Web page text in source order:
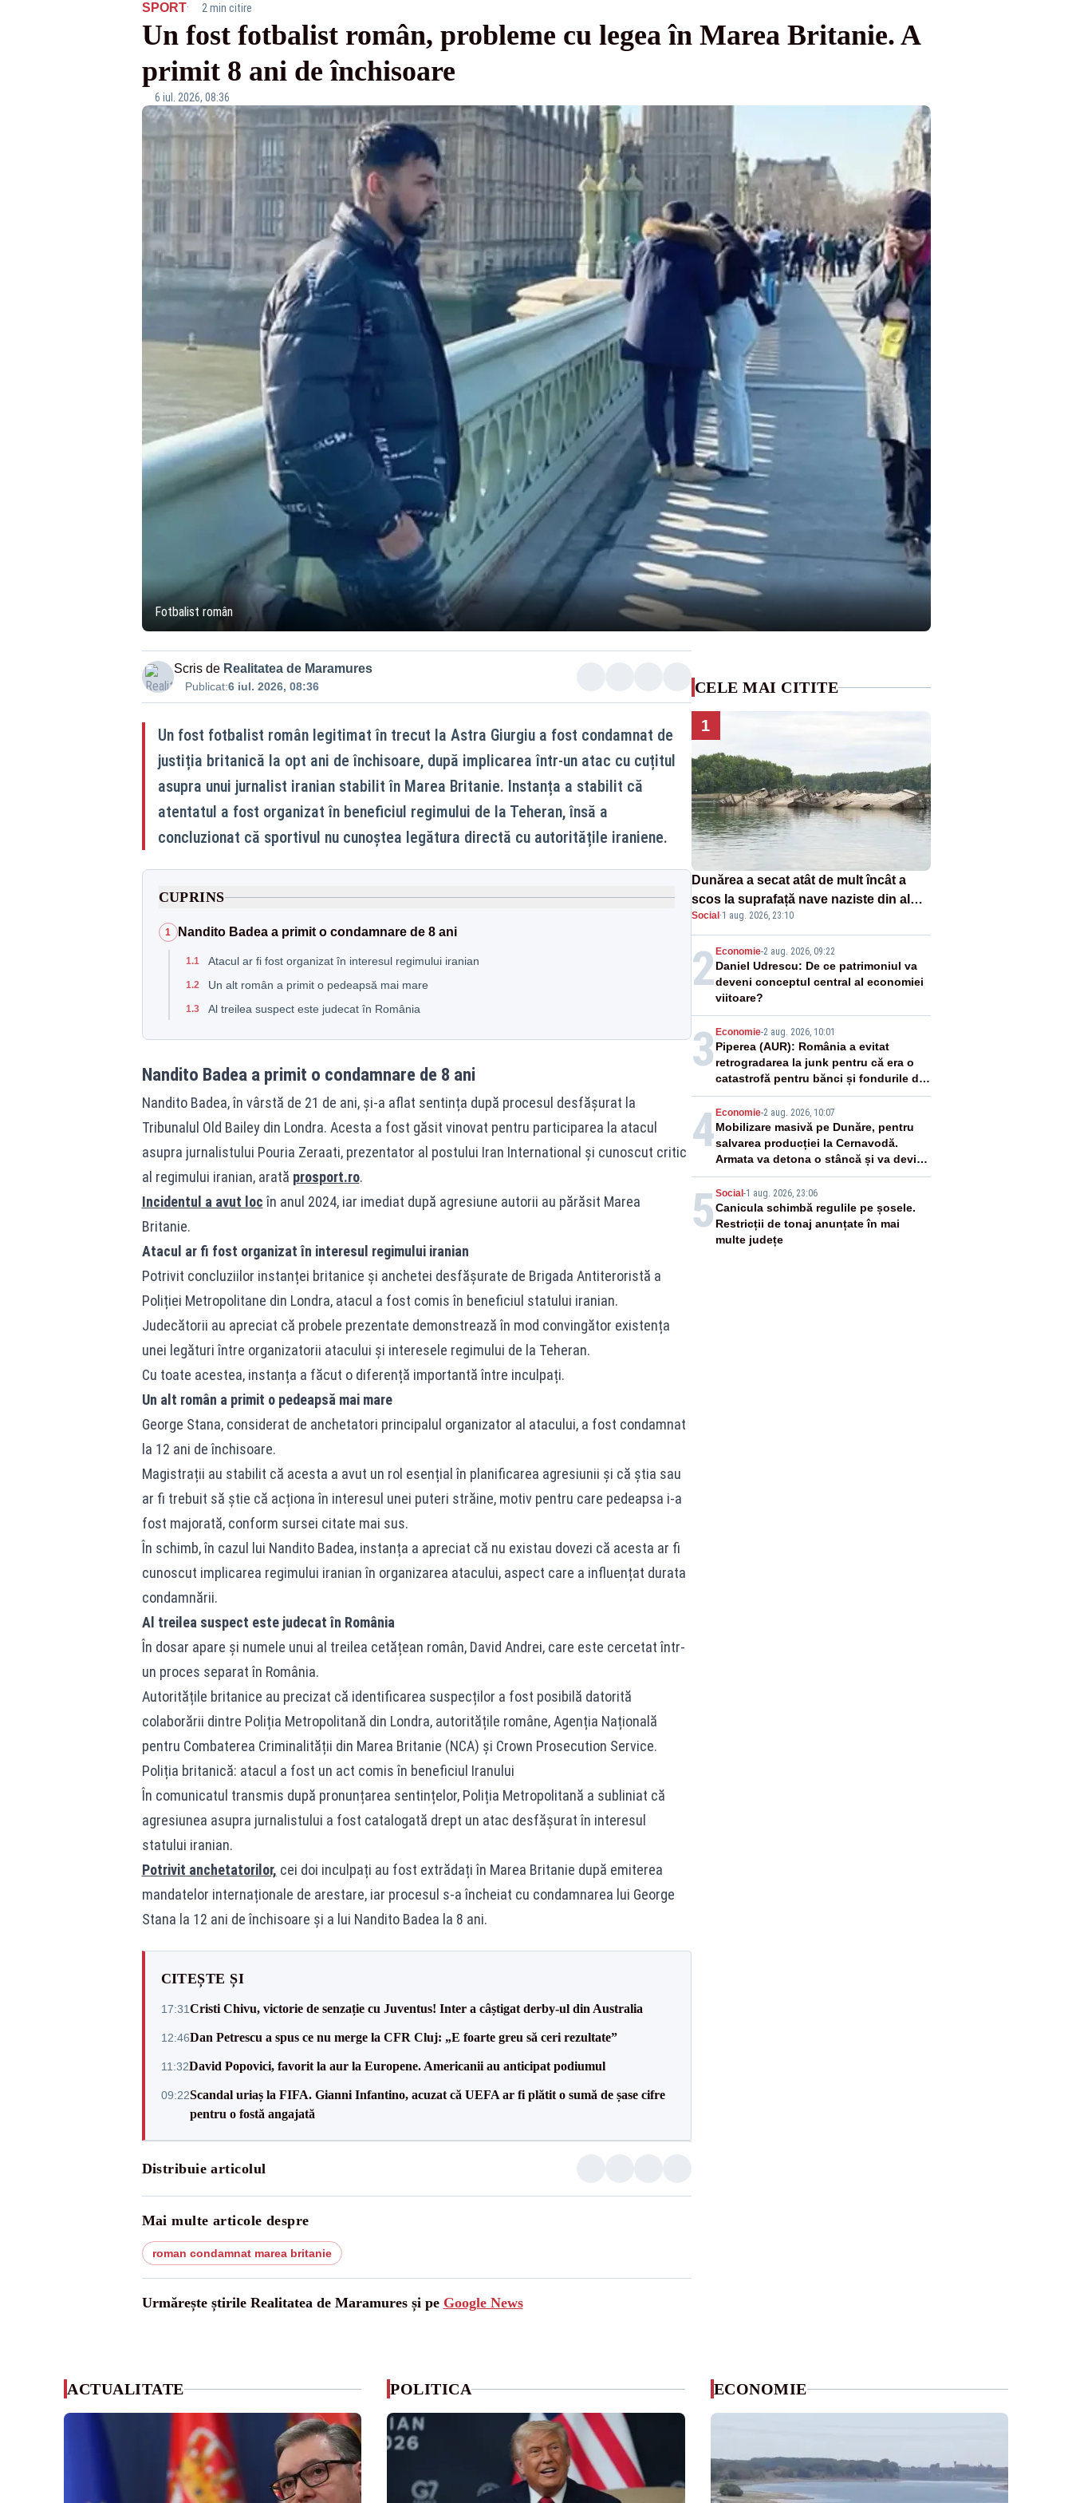
SPORT· 2 min citire
Un fost fotbalist român, probleme cu legea în Marea Britanie. A
primit 8 ani de închisoare
6 iul. 2026, 08:36
Fotbalist român
Scris de Realitatea de Maramures
Publicat:6 iul. 2026, 08:36
Un fost fotbalist român legitimat în trecut la Astra Giurgiu a fost condamnat de
justiția britanică la opt ani de închisoare, după implicarea într-un atac cu cuțitul
asupra unui jurnalist iranian stabilit în Marea Britanie. Instanța a stabilit că
atentatul a fost organizat în beneficiul regimului de la Teheran, însă a
concluzionat că sportivul nu cunoștea legătura directă cu autoritățile iraniene.
CUPRINS
1 Nandito Badea a primit o condamnare de 8 ani
1.1 Atacul ar fi fost organizat în interesul regimului iranian
1.2 Un alt român a primit o pedeapsă mai mare
1.3 Al treilea suspect este judecat în România
Nandito Badea a primit o condamnare de 8 ani
Nandito Badea, în vârstă de 21 de ani, și-a aflat sentința după procesul desfășurat la
Tribunalul Old Bailey din Londra. Acesta a fost găsit vinovat pentru participarea la atacul
asupra jurnalistului Pouria Zeraati, prezentator al postului Iran International și cunoscut critic
al regimului iranian, arată prosport.ro.
Incidentul a avut locîn anul 2024, iar imediat după agresiune autorii au părăsit Marea
Britanie.
Atacul ar fi fost organizat în interesul regimului iranian
Potrivit concluziilor instanței britanice și anchetei desfășurate de Brigada Antiteroristă a
Poliției Metropolitane din Londra, atacul a fost comis în beneficiul statului iranian.
Judecătorii au apreciat că probele prezentate demonstrează în mod convingător existența
unei legături între organizatorii atacului și interesele regimului de la Teheran.
Cu toate acestea, instanța a făcut o diferență importantă între inculpați.
Un alt român a primit o pedeapsă mai mare
George Stana, considerat de anchetatori principalul organizator al atacului, a fost condamnat
la 12 ani de închisoare.
Magistrații au stabilit că acesta a avut un rol esențial în planificarea agresiunii și că știa sau
ar fi trebuit să știe că acționa în interesul unei puteri străine, motiv pentru care pedeapsa i-a
fost majorată, conform sursei citate mai sus.
În schimb, în cazul lui Nandito Badea, instanța a apreciat că nu existau dovezi că acesta ar fi
cunoscut implicarea regimului iranian în organizarea atacului, aspect care a influențat durata
condamnării.
Al treilea suspect este judecat în România
În dosar apare și numele unui al treilea cetățean român, David Andrei, care este cercetat într-
un proces separat în România.
Autoritățile britanice au precizat că identificarea suspecților a fost posibilă datorită
colaborării dintre Poliția Metropolitană din Londra, autoritățile române, Agenția Națională
pentru Combaterea Criminalității din Marea Britanie (NCA) și Crown Prosecution Service.
Poliția britanică: atacul a fost un act comis în beneficiul Iranului
În comunicatul transmis după pronunțarea sentințelor, Poliția Metropolitană a subliniat că
agresiunea asupra jurnalistului a fost catalogată drept un atac desfășurat în interesul
statului iranian.
Potrivit anchetatorilor, cei doi inculpați au fost extrădați în Marea Britanie după emiterea
mandatelor internaționale de arestare, iar procesul s-a încheiat cu condamnarea lui George
Stana la 12 ani de închisoare și a lui Nandito Badea la 8 ani.
CITEȘTE ȘI
17:31Cristi Chivu, victorie de senzație cu Juventus! Inter a câștigat derby-ul din Australia
12:46Dan Petrescu a spus ce nu merge la CFR Cluj: „E foarte greu să ceri rezultate”
11:32David Popovici, favorit la aur la Europene. Americanii au anticipat podiumul
09:22Scandal uriaș la FIFA. Gianni Infantino, acuzat că UEFA ar fi plătit o sumă de șase cifre
pentru o fostă angajată
Distribuie articolul
Mai multe articole despre
roman condamnat marea britanie
Urmărește știrile Realitatea de Maramures și pe Google News
CELE MAI CITITE
1
Dunărea a secat atât de mult încât a
scos la suprafață nave naziste din al
doilea război mondial
Social ·1 aug. 2026, 23:10
2 Economie-2 aug. 2026, 09:22
Daniel Udrescu: De ce patrimoniul va
deveni conceptul central al economiei
viitoare?
3 Economie-2 aug. 2026, 10:01
Piperea (AUR): România a evitat
retrogradarea la junk pentru că era o
catastrofă pentru bănci și fondurile de
pensii
4 Economie-2 aug. 2026, 10:07
Mobilizare masivă pe Dunăre, pentru
salvarea producției la Cernavodă.
Armata va detona o stâncă și va devia
apa fluviului - IMAGINI AERIENE
5 Social -1 aug. 2026, 23:06
Canicula schimbă regulile pe șosele.
Restricții de tonaj anunțate în mai
multe județe
ACTUALITATE POLITICA ECONOMIE